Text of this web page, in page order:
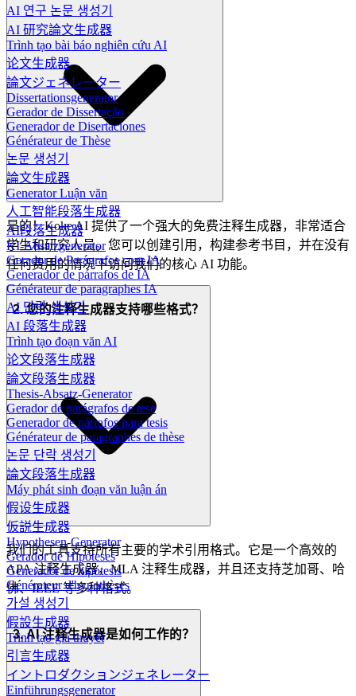
AI 연구 논문 생성기
AI 研究論文生成器
Trình tạo bài báo nghiên cứu AI
论文生成器
論文ジェネレーター
Dissertationsgenerator
Gerador de Dissertação
Generador de Disertaciones
Générateur de Thèse
논문 생성기
論文生成器
Generator Luận văn
人工智能段落生成器
AI段落生成器
KI-Absatzgenerator
Gerador de Parágrafos com IA
Generador de párrafos de IA
Générateur de paragraphes IA
AI 단락 생성기
AI 段落生成器
Trình tạo đoạn văn AI
论文段落生成器
論文段落生成器
Thesis-Absatz-Generator
Gerador de parágrafos de tese
Generador de párrafos para tesis
Générateur de paragraphes de thèse
논문 단락 생성기
論文段落生成器
Máy phát sinh đoạn văn luận án
假设生成器
仮説生成器
Hypothesen-Generator
Gerador de Hipóteses
Generador de hipótesis
Générateur d'hypothèses
가설 생성기
假設生成器
Trình tạo giả thuyết
引言生成器
イントロダクションジェネレーター
Einführungsgenerator
是的！Koke AI 提供了一个强大的免费注释生成器，非常适合
学生和研究人员。您可以创建引用，构建参考书目，并在没有
任何费用的情况下访问我们的核心 AI 功能。
2. 您的注释生成器支持哪些格式？
我们的工具支持所有主要的学术引用格式。它是一个高效的
APA 注释生成器，MLA 注释生成器，并且还支持芝加哥、哈
佛、IEEE 等多种格式。
3. AI 注释生成器是如何工作的？